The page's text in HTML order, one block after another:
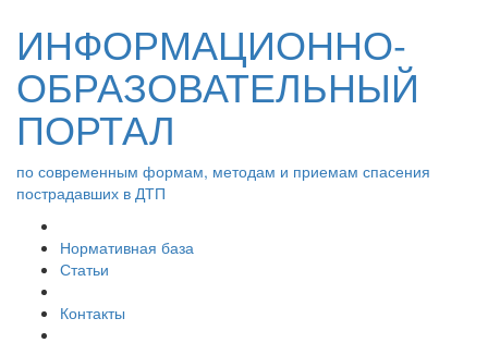
ИНФОРМАЦИОННО-
ОБРАЗОВАТЕЛЬНЫЙ
ПОРТАЛ
по современным формам, методам и приемам спасения
пострадавших в ДТП
Нормативная база
Статьи
Контакты